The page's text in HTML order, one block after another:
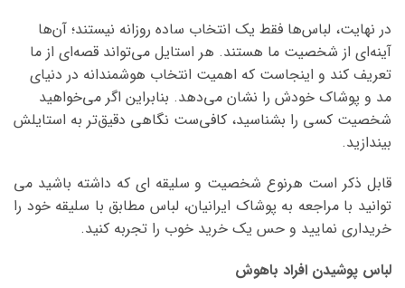
در نهایت، لباس‌ها فقط یک انتخاب ساده روزانه نیستند؛ آن‌ها
آینه‌ای از شخصیت ما هستند. هر استایل می‌تواند قصه‌ای از ما
تعریف کند و اینجاست که اهمیت انتخاب هوشمندانه در دنیای
مد و پوشاک خودش را نشان می‌دهد. بنابراین اگر می‌خواهید
شخصیت کسی را بشناسید، کافی‌ست نگاهی دقیق‌تر به استایلش
بیندازید.
قابل ذکر است هرنوع شخصیت و سلیقه ای که داشته باشید می
توانید با مراجعه به پوشاک ایرانیان، لباس مطابق با سلیقه خود را
خریداری نمایید و حس یک خرید خوب را تجربه کنید.
لباس پوشیدن افراد باهوش